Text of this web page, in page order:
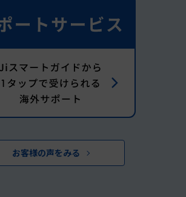
お客様の声をみる